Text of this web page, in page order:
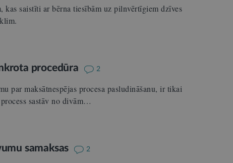
saistīti ar bērna tiesībām uz pilnvērtīgiem dzīves
procedūra 2
par maksātnespējas procesa pasludināšanu, ir tikai
sastāv no divām…
samaksas 2